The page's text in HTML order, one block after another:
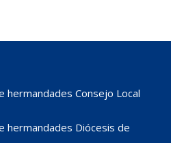
Consejo Local
Diócesis de